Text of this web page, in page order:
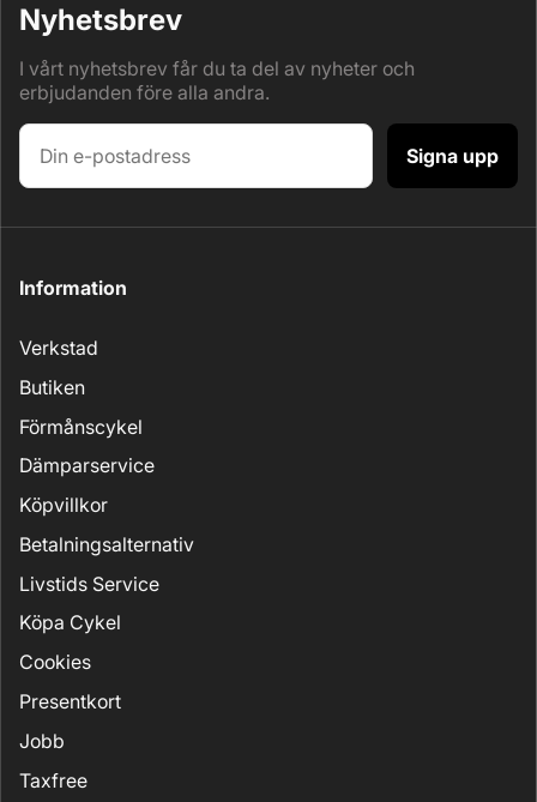
Nyhetsbrev
I vårt nyhetsbrev får du ta del av nyheter och
erbjudanden före alla andra.
Signa upp
Information
Verkstad
Butiken
Förmånscykel
Dämparservice
Köpvillkor
Betalningsalternativ
Livstids Service
Köpa Cykel
Cookies
Presentkort
Jobb
Taxfree